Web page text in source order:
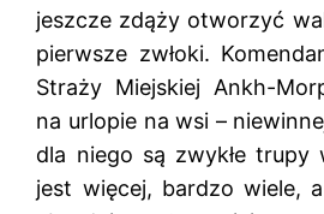
jeszcze zdąży otworzyć
pierwsze zwłoki.
Straży Miejskiej Ankh-
na urlopie na wsi –
dla niego są zwykłe trupy
jest więcej, bardzo wiele,